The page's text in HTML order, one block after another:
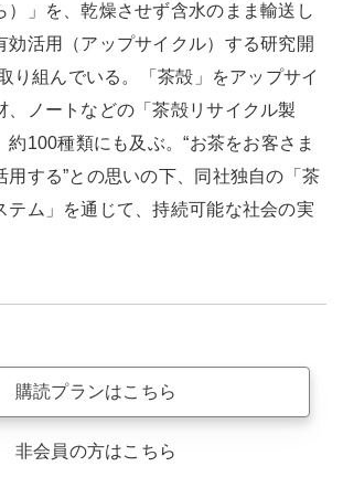
）」を、乾燥させず含水のまま輸送し
効活用（アップサイクル）する研究開
り組んでいる。「茶殻」をアップサイ
、ノートなどの「茶殻リサイクル製
約100種類にも及ぶ。“お茶をお客さま
用する”との思いの下、同社独自の「茶
テム」を通じて、持続可能な社会の実
購読プランはこちら
非会員の方はこちら